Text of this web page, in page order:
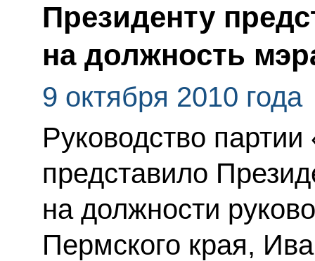
Президенту
на должность
9 октября 2010 года
Руководство
представило
на должности
Пермского края,